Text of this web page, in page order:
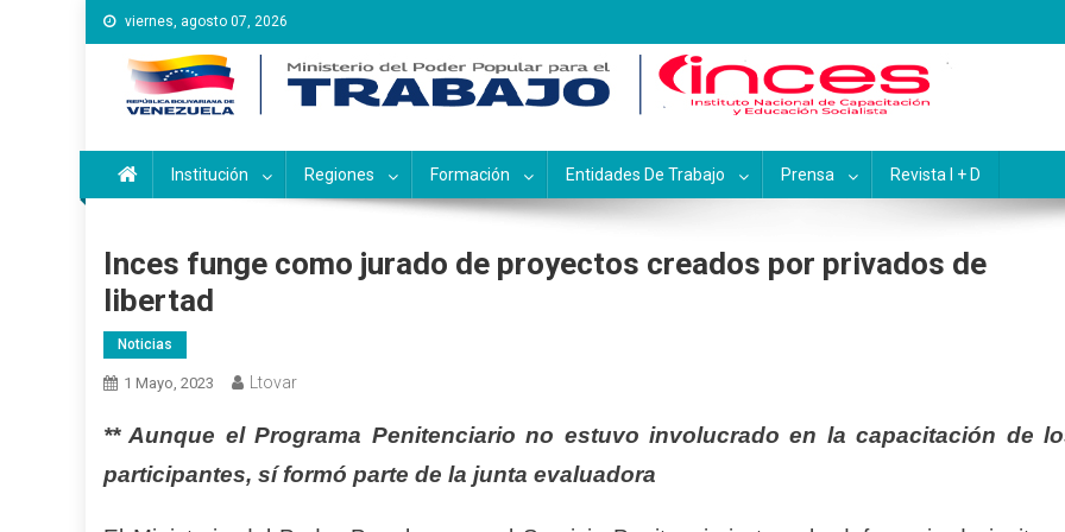
Saltar
al
contenido
viernes, agosto 07, 2026
Instituto Nacional de Capacitación y Educación
Inces
Institución Regiones Formación Entidades De Trabajo Prensa Revista I + D
Inces funge como jurado de proyectos creados por privados de
libertad
Noticias
1 Mayo, 2023 Ltovar
** Aunque el Programa Penitenciario no estuvo involucrado en la capacitación de
participantes, sí formó parte de la junta evaluadora